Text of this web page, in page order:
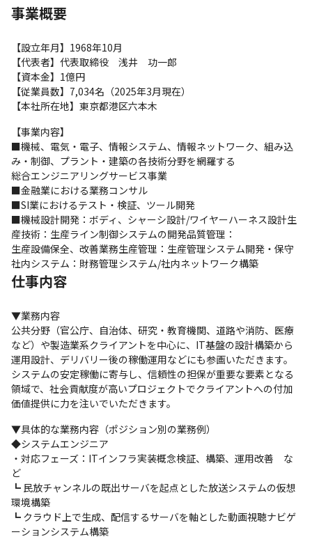
事業概要
【設立年月】1968年10月
【代表者】代表取締役　浅井　功一郎
【資本金】1億円
【従業員数】7,034名（2025年3月現在）
【本社所在地】東京都港区六本木
【事業内容】
■機械、電気・電子、情報システム、情報ネットワーク、組み込
み・制御、プラント・建築の各技術分野を網羅する
総合エンジニアリングサービス事業
■金融業における業務コンサル
■SI業におけるテスト・検証、ツール開発
■機械設計開発：ボディ、シャーシ設計/ワイヤーハーネス設計生
産技術：生産ライン制御システムの開発品質管理：
生産設備保全、改善業務生産管理：生産管理システム開発・保守
社内システム：財務管理システム/社内ネットワーク構築
仕事内容
▼業務内容
公共分野（官公庁、自治体、研究・教育機関、道路や消防、医療
など）や製造業系クライアントを中心に、IT基盤の設計構築から
運用設計、デリバリー後の稼働運用などにも参画いただきます。
システムの安定稼働に寄与し、信頼性の担保が重要な要素となる
領域で、社会貢献度が高いプロジェクトでクライアントへの付加
価値提供に力を注いでいただきます。
▼具体的な業務内容（ポジション別の業務例）
◆システムエンジニア
・対応フェーズ：ITインフラ実装概念検証、構築、運用改善　な
ど
┗ 民放チャンネルの既出サーバを起点とした放送システムの仮想
環境構築
┗ クラウド上で生成、配信するサーバを軸とした動画視聴ナビゲ
ーションシステム構築